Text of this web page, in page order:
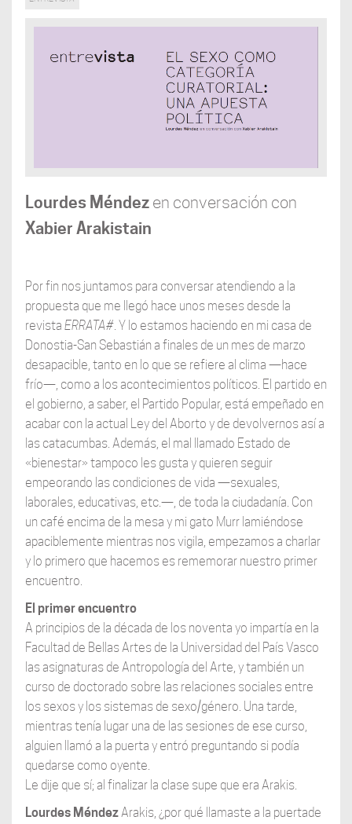
Lourdes Méndez en conversación con
Xabier Arakistain
Por fin nos juntamos para conversar atendiendo a la
propuesta que me llegó hace unos meses desde la
revista ERRATA#. Y lo estamos haciendo en mi casa de
Donostia-San Sebastián a finales de un mes de marzo
desapacible, tanto en lo que se refiere al clima —hace
frío—, como a los acontecimientos políticos. El partido en
el gobierno, a saber, el Partido Popular, está empeñado en
acabar con la actual Ley del Aborto y de devolvernos así a
las catacumbas. Además, el mal llamado Estado de
«bienestar» tampoco les gusta y quieren seguir
empeorando las condiciones de vida —sexuales,
laborales, educativas, etc.—, de toda la ciudadanía. Con
un café encima de la mesa y mi gato Murr lamiéndose
apaciblemente mientras nos vigila, empezamos a charlar
y lo primero que hacemos es rememorar nuestro primer
encuentro.
El primer encuentro
A principios de la década de los noventa yo impartía en la
Facultad de Bellas Artes de la Universidad del País Vasco
las asignaturas de Antropología del Arte, y también un
curso de doctorado sobre las relaciones sociales entre
los sexos y los sistemas de sexo/género. Una tarde,
mientras tenía lugar una de las sesiones de ese curso,
alguien llamó a la puerta y entró preguntando si podía
quedarse como oyente.
Le dije que sí; al finalizar la clase supe que era Arakis.
Lourdes MéndezArakis, ¿por qué llamaste a la puertade